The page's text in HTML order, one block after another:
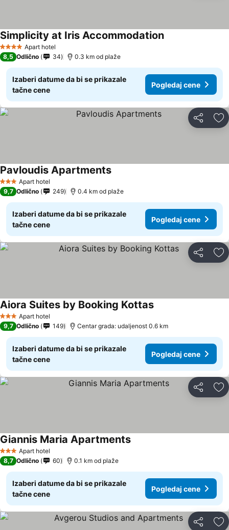
4 ZvezdiceApart hotel
Simplicity at Iris Accommodation
8,5 Odlično 34 0.3 km od plaže
Izaberi datume da bi se prikazale
tačne cene
Pogledaj cene
Deli
3 ZvezdiceApart hotel
Pavloudis Apartments
9,7 Odlično 249 0.4 km od plaže
Izaberi datume da bi se prikazale
tačne cene
Pogledaj cene
Deli
3 ZvezdiceApart hotel
Aiora Suites by Booking Kottas
9,7 Odlično 149 Centar grada: udaljenost 0.6 km
Izaberi datume da bi se prikazale
tačne cene
Pogledaj cene
Deli
3 ZvezdiceApart hotel
Giannis Maria Apartments
8,7 Odlično 60 0.1 km od plaže
Izaberi datume da bi se prikazale
tačne cene
Pogledaj cene
Deli